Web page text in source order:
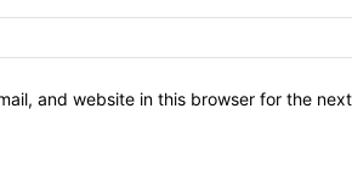
and website in this browser for the